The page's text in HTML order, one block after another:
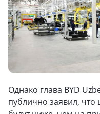
Однако глава BYD
публично заявил, что